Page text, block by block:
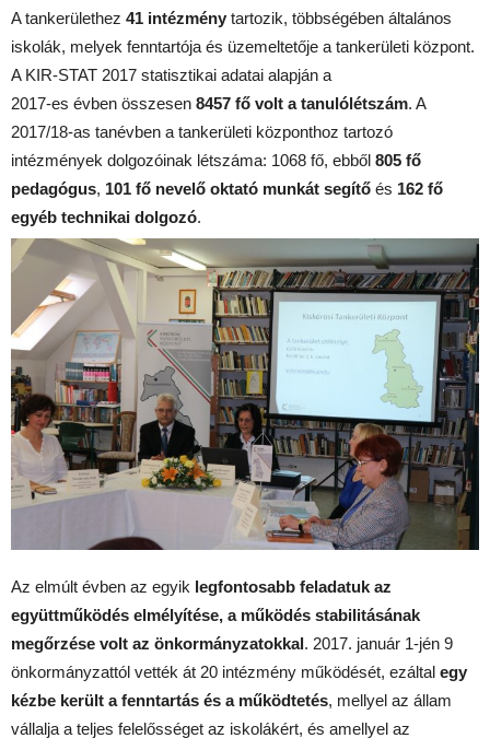
A tankerülethez 41 intézmény tartozik, többségében általános
iskolák, melyek fenntartója és üzemeltetője a tankerületi központ.
A KIR-STAT 2017 statisztikai adatai alapján a
2017-es évben összesen 8457 fő volt a tanulólétszám. A
2017/18-as tanévben a tankerületi központhoz tartozó
intézmények dolgozóinak létszáma: 1068 fő, ebből 805 fő
pedagógus, 101 fő nevelő oktató munkát segítő és 162 fő
egyéb technikai dolgozó.
Az elmúlt évben az egyik legfontosabb feladatuk az
együttműködés elmélyítése, a működés stabilitásának
megőrzése volt az önkormányzatokkal. 2017. január 1-jén 9
önkormányzattól vették át 20 intézmény működését, ezáltal egy
kézbe került a fenntartás és a működtetés, mellyel az állam
vállalja a teljes felelősséget az iskolákért, és amellyel az